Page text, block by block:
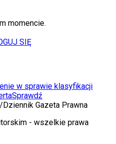
momencie.
SIĘ
w sprawie klasyfikacji
Sprawdź
Gazeta Prawna
- wszelkie prawa